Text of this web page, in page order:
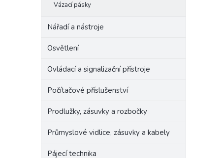
Vázací pásky
Nářadí a nástroje
Osvětlení
Ovládací a signalizační přístroje
Počítačové příslušenství
Prodlužky, zásuvky a rozbočky
Průmyslové vidlice, zásuvky a kabely
Pájecí technika